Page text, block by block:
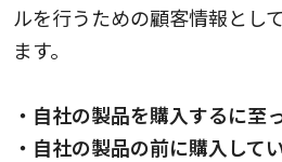
ルを行うための顧客情報とし
ます。
・自社の製品を購入するに至
・自社の製品の前に購入して